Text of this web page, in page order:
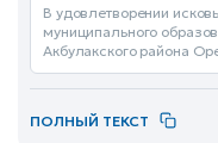
В удовлетворении
муниципального
Акбулакского района
ПОЛНЫЙ ТЕКСТ